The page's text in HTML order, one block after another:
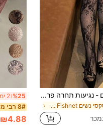
גרבי רשת לנשים - נגיעות תחרה פרחוניות, סגנון צרפתי סקסי, מושלם לדייטים, שכבות ומתנות רומנטיות
ב סקסי נשים Fishnet גרביונים
%25
8# רבי מכר
₪4.88